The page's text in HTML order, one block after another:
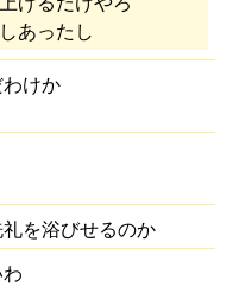
あったし
けか
を浴びせるのか